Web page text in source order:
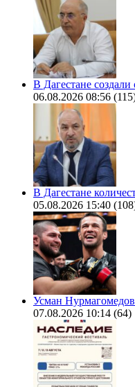
В Дагестане
06.08.2026 08:56
В Дагестане
05.08.2026 15:40
Усман
07.08.2026 10:14 (64)